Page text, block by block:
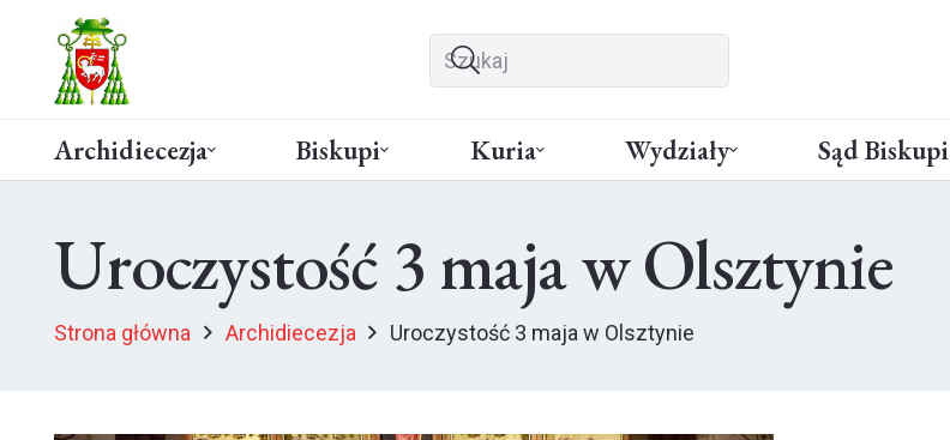
Archidiecezja Biskupi Kuria Wydziały Sąd Biskupi
Uroczystość 3 maja w Olsztynie
Strona główna Archidiecezja Uroczystość 3 maja w Olsztynie